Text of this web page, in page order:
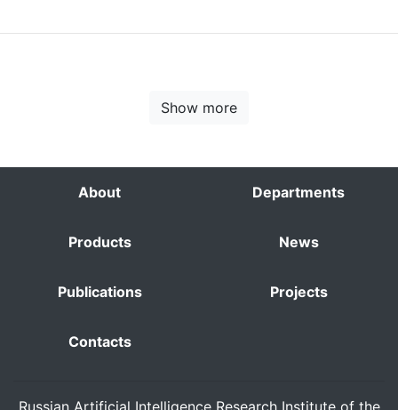
Show more
About Departments
Products News
Publications Projects
Contacts
Russian Artificial Intelligence Research Institute of the